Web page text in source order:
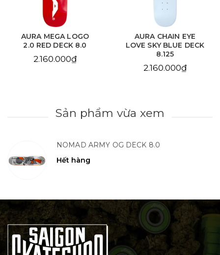
AURA MEGA LOGO
2.0 RED DECK 8.0
2.160.000₫
AURA CHAIN EYE
LOVE SKY BLUE DECK
8.125
2.160.000₫
Sản phẩm vừa xem
NOMAD ARMY OG DECK 8.0
Hết hàng